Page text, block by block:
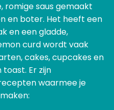
romige saus gemaakt
en boter. Het heeft een
en een gladde,
curd wordt vaak
cakes, cupcakes en
Er zijn
waarmee je